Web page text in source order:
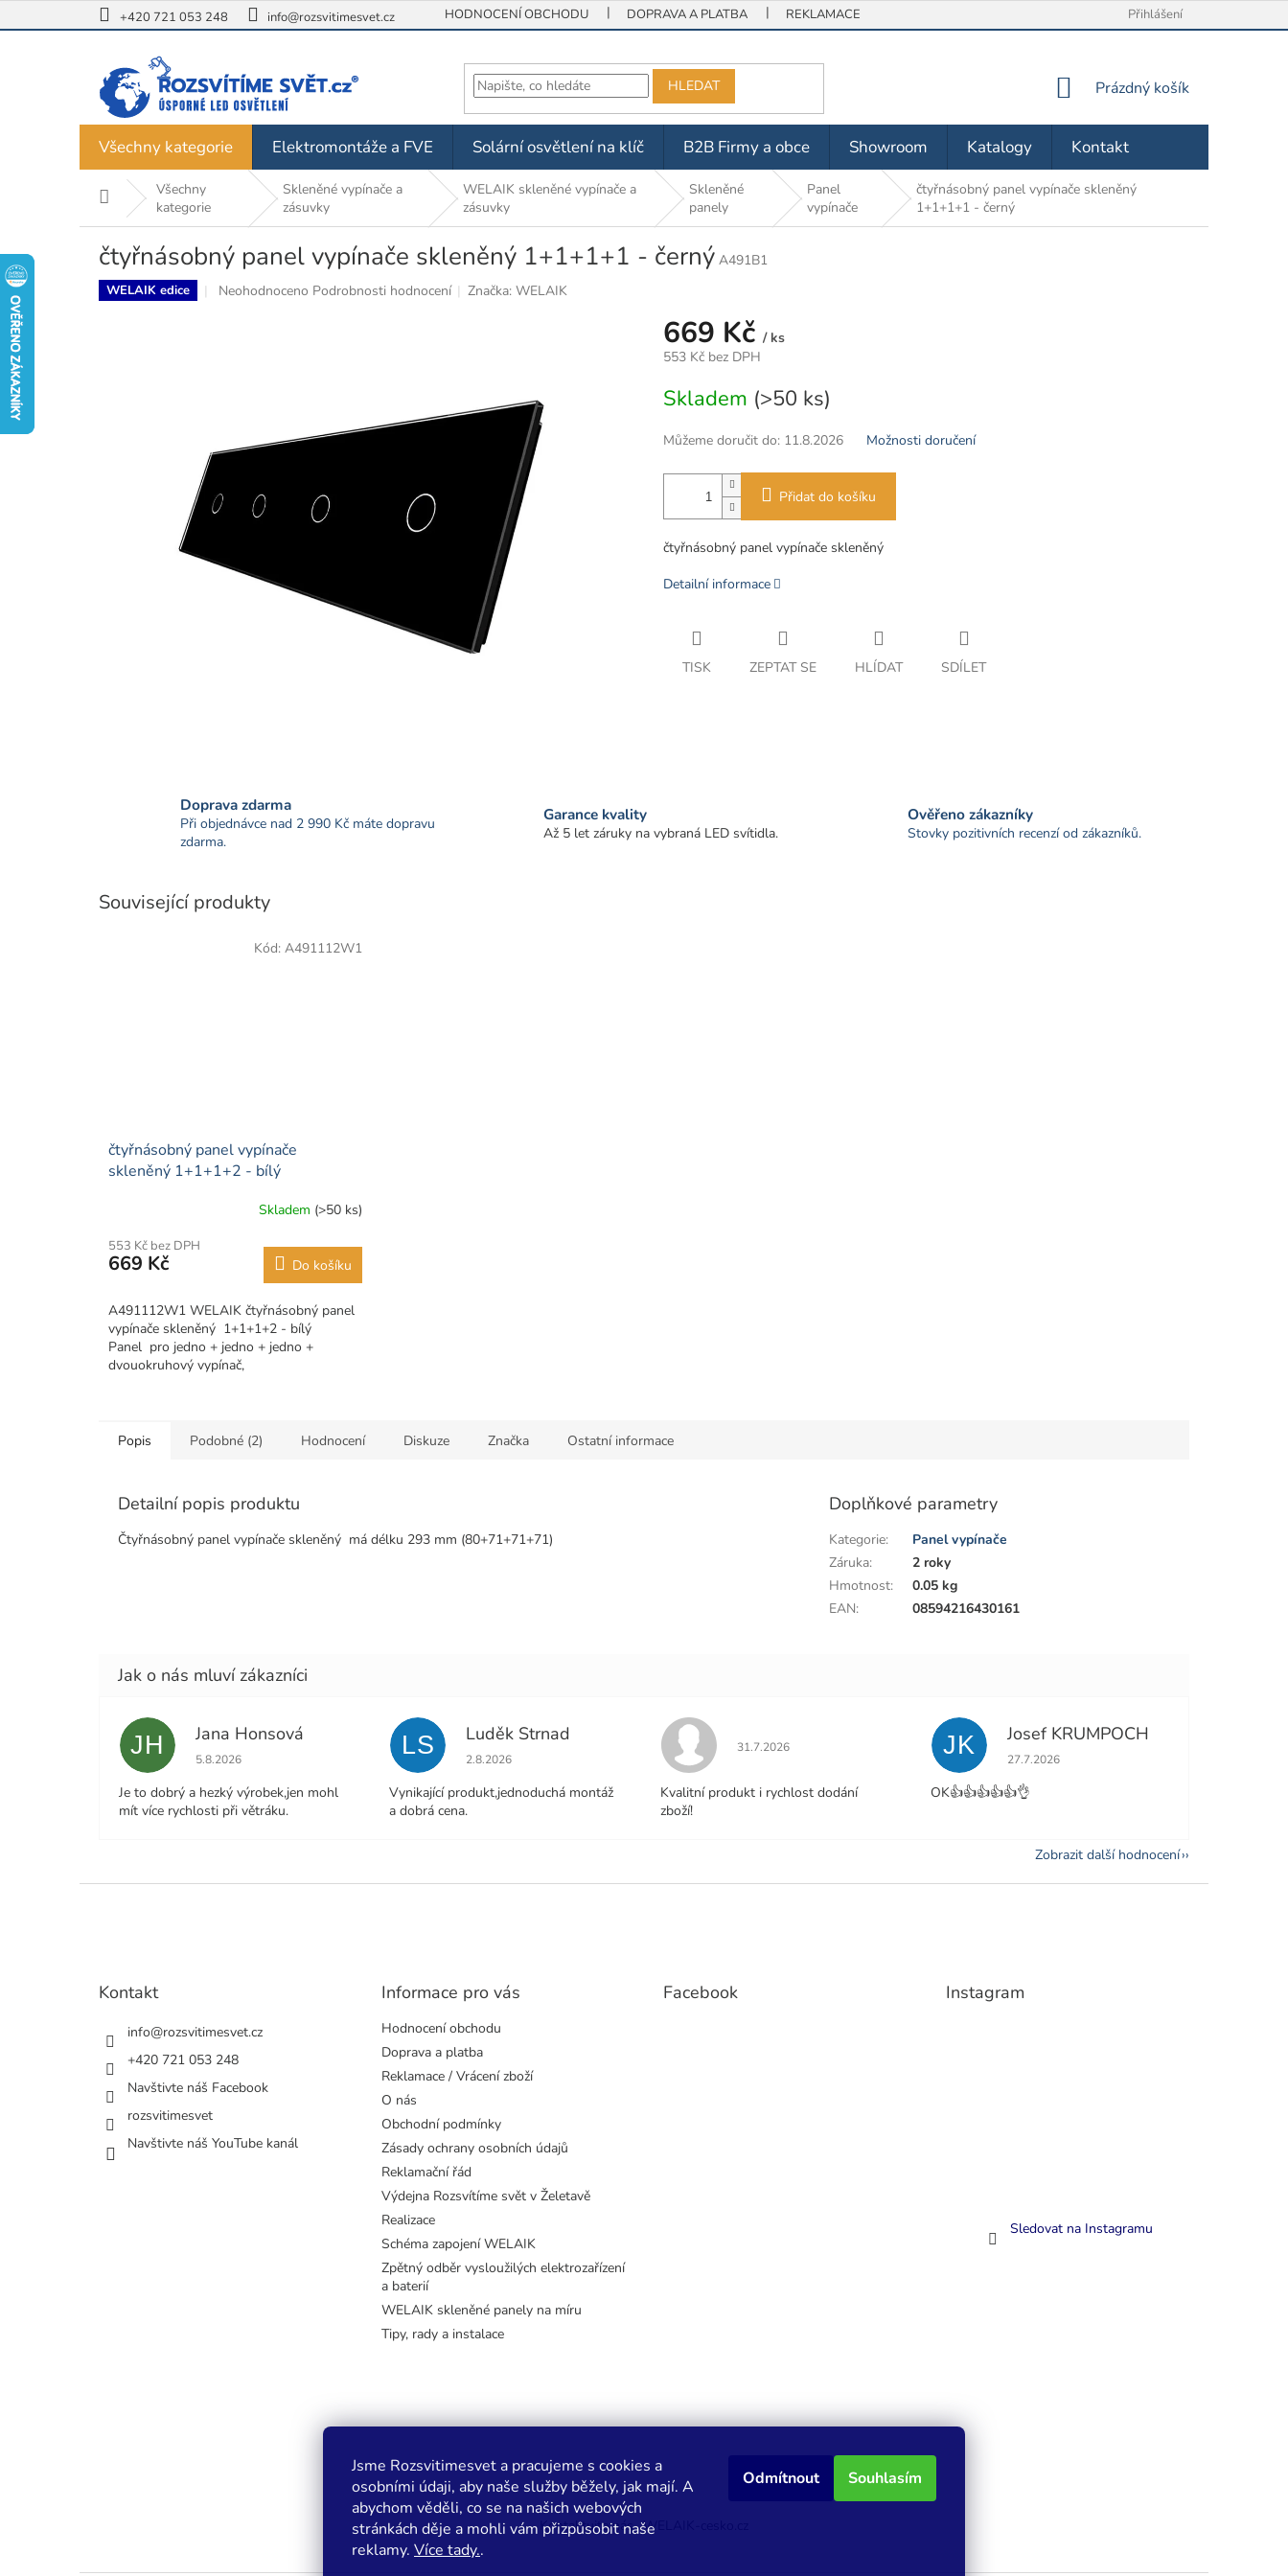
Jsme Rozsvitimesvet a pracujeme s cookies a
osobními údaji, aby naše služby běžely, jak mají. A
abychom věděli, co se na našich webových
stránkách děje a mohli vám přizpůsobit naše
reklamy. Více tady..
Odmítnout Souhlasím
na
+420 721 053 248 info@rozsvitimesvet.cz HODNOCENÍ OBCHODU DOPRAVA A PLATBA REKLAMACE / VRÁCENÍ ZBOŽÍ OBCHODNÍ PODMÍNKY
Přihlášení
HLEDAT
NÁKUPNÍ
Prázdný košík
Všechny kategorie Elektromontáže a FVE Solární osvětlení na klíč B2B Firmy a obce Showroom Katalogy Kontakt
Domů Všechny
kategorie
Skleněné vypínače a
zásuvky
WELAIK skleněné vypínače a
zásuvky
Skleněné
panely
Panel
vypínače
čtyřnásobný panel vypínače skleněný
1+1+1+1 - černý
čtyřnásobný panel vypínače skleněný 1+1+1+1 - černý A491B1
WELAIK edice
Průměrné
Neohodnoceno Podrobnosti hodnocení Značka:WELAIK
669 Kč / ks
553 Kč bez DPH
cena:
Skladem (>50 ks)
Můžeme doručit do: 11.8.2026 Možnosti doručení
Přidat do košíku
čtyřnásobný panel vypínače skleněný
Detailní informace
TISK ZEPTAT SE HLÍDAT SDÍLET
Doprava zdarma
Při objednávce nad 2 990 Kč máte dopravu
zdarma.
Garance kvality
Až 5 let záruky na vybraná LED svítidla.
Ověřeno zákazníky
Stovky pozitivních recenzí od zákazníků.
Související produkty
čtyřnásobný panel vypínače
skleněný 1+1+1+2 - bílý
Skladem (>50 ks)
553 Kč bez DPH
669 Kč Do košíku
A491112W1 WELAIK čtyřnásobný panel
vypínače skleněný 1+1+1+2 - bílý
Panel pro jedno + jedno + jedno +
dvouokruhový vypínač,
Kód: A491112W1
Popis Podobné (2) Hodnocení Diskuze Značka Ostatní informace
Detailní popis produktu
Čtyřnásobný panel vypínače skleněný má délku 293 mm (80+71+71+71)
Doplňkové parametry
Kategorie:
Panel vypínače
Záruka:
2 roky
Hmotnost:
0.05 kg
EAN: 08594216430161
JH Jana Honsová
Hodnocení obchodu je 5 z 5 hvězdiček.
5.8.2026
Je to dobrý a hezký výrobek,jen mohl
mít více rychlosti při větráku.
LS Luděk Strnad
Hodnocení obchodu je 5 z 5 hvězdiček.
2.8.2026
Vynikající produkt,jednoduchá montáž
a dobrá cena.
Hodnocení obchodu je 5 z 5 hvězdiček.
31.7.2026
Kvalitní produkt i rychlost dodání
zboží!
JK Josef KRUMPOCH
Hodnocení obchodu je 5 z 5 hvězdiček.
27.7.2026
OK👍👍👍👍👍👌
Zobrazit další hodnocení
Kontakt
info@rozsvitimesvet.cz
+420 721 053 248
Navštivte náš Facebook
rozsvitimesvet
Navštivte náš YouTube kanál
Informace pro vás
Hodnocení obchodu
Doprava a platba
Reklamace / Vrácení zboží
O nás
Obchodní podmínky
Zásady ochrany osobních údajů
Reklamační řád
Výdejna Rozsvítíme svět v Želetavě
Realizace
Schéma zapojení WELAIK
Zpětný odběr vysloužilých elektrozařízení
a baterií
WELAIK skleněné panely na míru
Tipy, rady a instalace
Facebook Instagram
Sledovat na Instagramu
Kontaktujte nás WELAIK-cesko.cz